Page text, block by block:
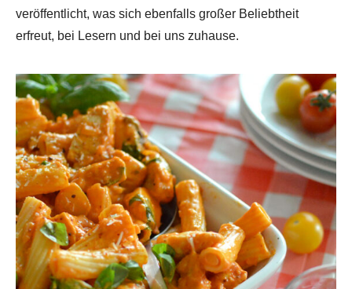
veröffentlicht, was sich ebenfalls großer Beliebtheit
erfreut, bei Lesern und bei uns zuhause.